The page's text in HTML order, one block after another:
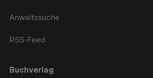
Anwaltssuche
RSS-Feed
Buchverlag